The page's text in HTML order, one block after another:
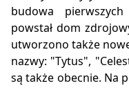
budowa
powstał dom
utworzono także
nazwy: "Tytus",
są także obecnie. Na